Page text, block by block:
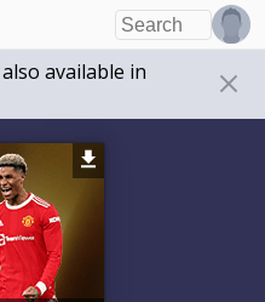
available in